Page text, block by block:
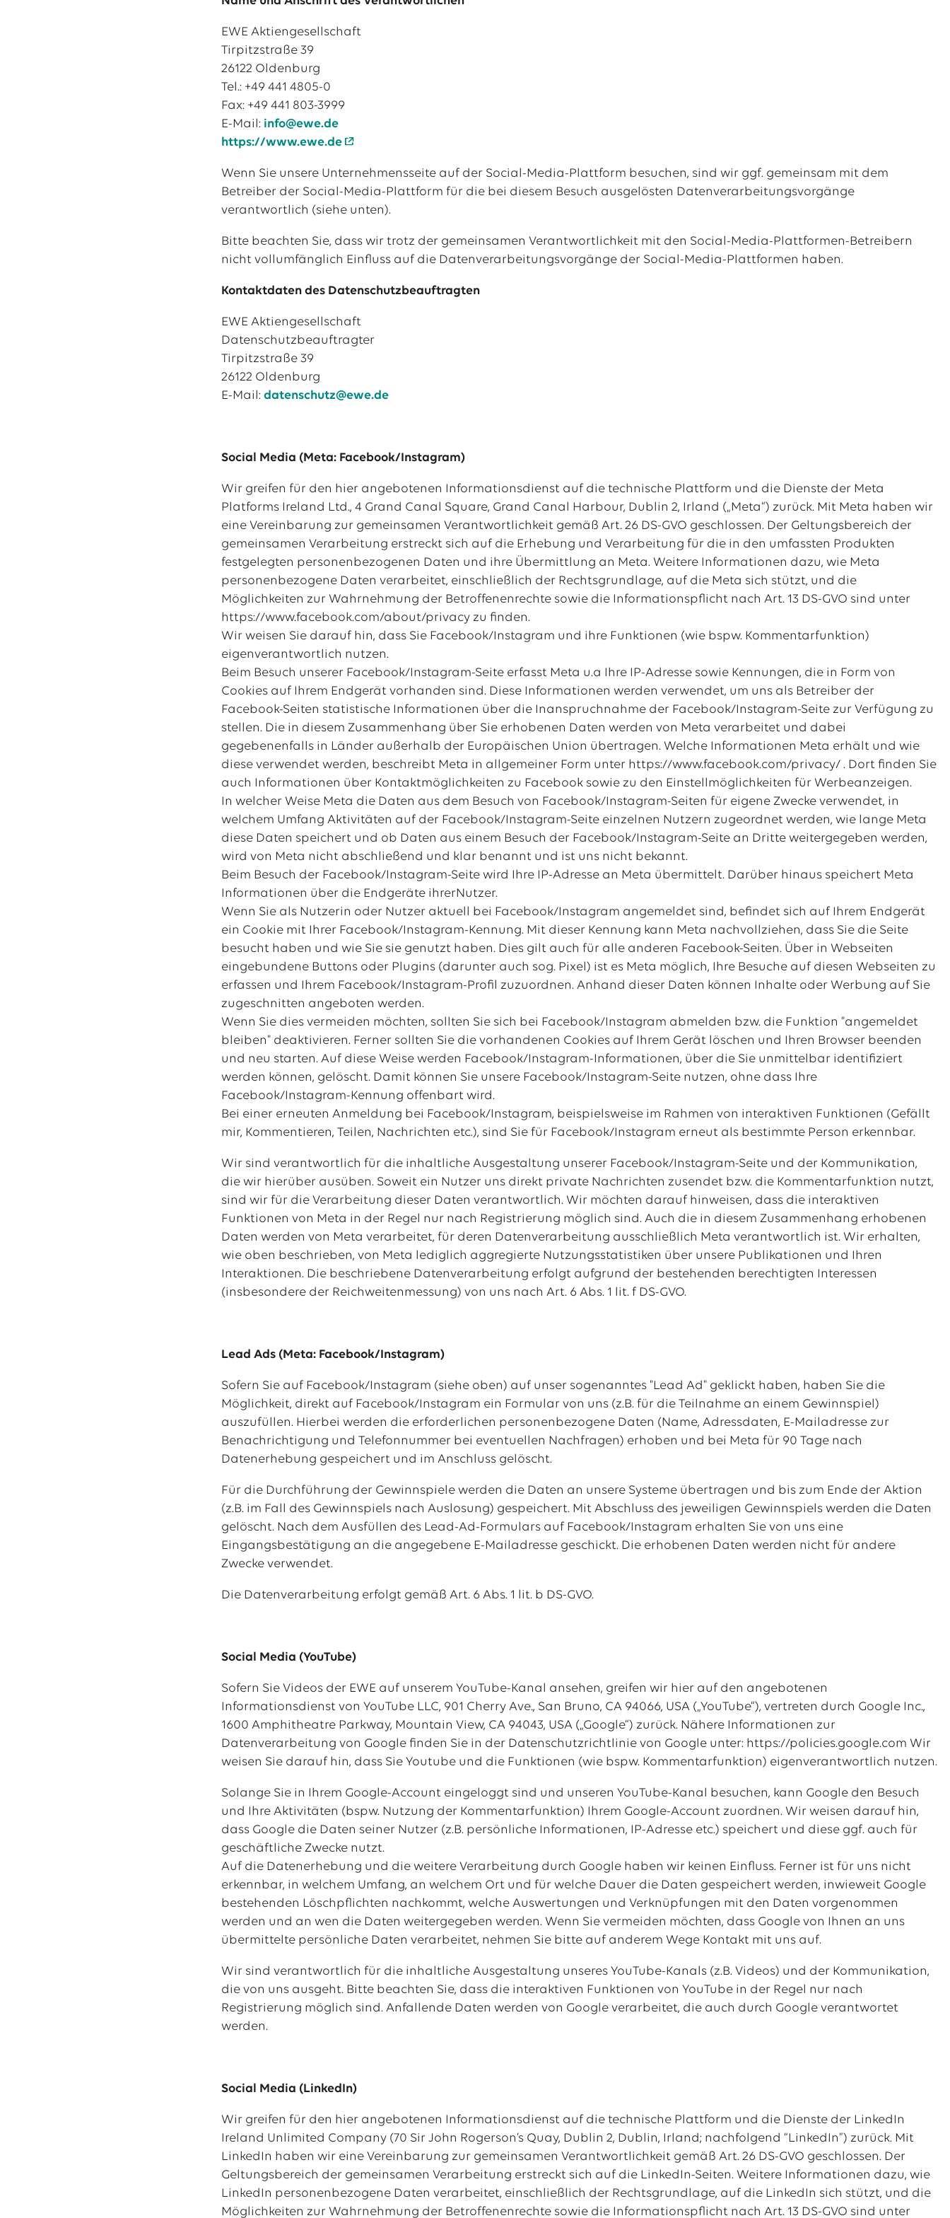
EWE Aktiengesellschaft
Tirpitzstraße 39
26122 Oldenburg
Tel.: +49 441 4805-0
Fax: +49 441 803-3999
E-Mail: info@ewe.de
https://www.ewe.de
Wenn Sie unsere Unternehmensseite auf der Social-Media-Plattform besuchen, sind wir ggf. gemeinsam mit dem
Betreiber der Social-Media-Plattform für die bei diesem Besuch ausgelösten Datenverarbeitungsvorgänge
verantwortlich (siehe unten).
Bitte beachten Sie, dass wir trotz der gemeinsamen Verantwortlichkeit mit den Social-Media-Plattformen-Betreibern
nicht vollumfänglich Einfluss auf die Datenverarbeitungsvorgänge der Social-Media-Plattformen haben.
Kontaktdaten des Datenschutzbeauftragten
EWE Aktiengesellschaft
Datenschutzbeauftragter
Tirpitzstraße 39
26122 Oldenburg
E-Mail:datenschutz@ewe.de
Social Media (Meta: Facebook/Instagram)
Wir greifen für den hier angebotenen Informationsdienst auf die technische Plattform und die Dienste der Meta
Platforms Ireland Ltd., 4 Grand Canal Square, Grand Canal Harbour, Dublin 2, Irland („Meta“) zurück. Mit Meta haben wir
eine Vereinbarung zur gemeinsamen Verantwortlichkeit gemäß Art. 26 DS-GVO geschlossen. Der Geltungsbereich der
gemeinsamen Verarbeitung erstreckt sich auf die Erhebung und Verarbeitung für die in den umfassten Produkten
festgelegten personenbezogenen Daten und ihre Übermittlung an Meta. Weitere Informationen dazu, wie Meta
personenbezogene Daten verarbeitet, einschließlich der Rechtsgrundlage, auf die Meta sich stützt, und die
Möglichkeiten zur Wahrnehmung der Betroffenenrechte sowie die Informationspflicht nach Art. 13 DS-GVO sind unter
https://www.facebook.com/about/privacy zu finden.
Wir weisen Sie darauf hin, dass Sie Facebook/Instagram und ihre Funktionen (wie bspw. Kommentarfunktion)
eigenverantwortlich nutzen.
Beim Besuch unserer Facebook/Instagram-Seite erfasst Meta u.a Ihre IP-Adresse sowie Kennungen, die in Form von
Cookies auf Ihrem Endgerät vorhanden sind. Diese Informationen werden verwendet, um uns als Betreiber der
Facebook-Seiten statistische Informationen über die Inanspruchnahme der Facebook/Instagram-Seite zur Verfügung zu
stellen. Die in diesem Zusammenhang über Sie erhobenen Daten werden von Meta verarbeitet und dabei
gegebenenfalls in Länder außerhalb der Europäischen Union übertragen. Welche Informationen Meta erhält und wie
diese verwendet werden, beschreibt Meta in allgemeiner Form unter https://www.facebook.com/privacy/ . Dort finden Sie
auch Informationen über Kontaktmöglichkeiten zu Facebook sowie zu den Einstellmöglichkeiten für Werbeanzeigen.
In welcher Weise Meta die Daten aus dem Besuch von Facebook/Instagram-Seiten für eigene Zwecke verwendet, in
welchem Umfang Aktivitäten auf der Facebook/Instagram-Seite einzelnen Nutzern zugeordnet werden, wie lange Meta
diese Daten speichert und ob Daten aus einem Besuch der Facebook/Instagram-Seite an Dritte weitergegeben werden,
wird von Meta nicht abschließend und klar benannt und ist uns nicht bekannt.
Beim Besuch der Facebook/Instagram-Seite wird Ihre IP-Adresse an Meta übermittelt. Darüber hinaus speichert Meta
Informationen über die Endgeräte ihrerNutzer.
Wenn Sie als Nutzerin oder Nutzer aktuell bei Facebook/Instagram angemeldet sind, befindet sich auf Ihrem Endgerät
ein Cookie mit Ihrer Facebook/Instagram-Kennung. Mit dieser Kennung kann Meta nachvollziehen, dass Sie die Seite
besucht haben und wie Sie sie genutzt haben. Dies gilt auch für alle anderen Facebook-Seiten. Über in Webseiten
eingebundene Buttons oder Plugins (darunter auch sog. Pixel) ist es Meta möglich, Ihre Besuche auf diesen Webseiten zu
erfassen und Ihrem Facebook/Instagram-Profil zuzuordnen. Anhand dieser Daten können Inhalte oder Werbung auf Sie
zugeschnitten angeboten werden.
Wenn Sie dies vermeiden möchten, sollten Sie sich bei Facebook/Instagram abmelden bzw. die Funktion "angemeldet
bleiben" deaktivieren. Ferner sollten Sie die vorhandenen Cookies auf Ihrem Gerät löschen und Ihren Browser beenden
und neu starten. Auf diese Weise werden Facebook/Instagram-Informationen, über die Sie unmittelbar identifiziert
werden können, gelöscht. Damit können Sie unsere Facebook/Instagram-Seite nutzen, ohne dass Ihre
Facebook/Instagram-Kennung offenbart wird.
Bei einer erneuten Anmeldung bei Facebook/Instagram, beispielsweise im Rahmen von interaktiven Funktionen (Gefällt
mir, Kommentieren, Teilen, Nachrichten etc.), sind Sie für Facebook/Instagram erneut als bestimmte Person erkennbar.
Wir sind verantwortlich für die inhaltliche Ausgestaltung unserer Facebook/Instagram-Seite und der Kommunikation,
die wir hierüber ausüben. Soweit ein Nutzer uns direkt private Nachrichten zusendet bzw. die Kommentarfunktion nutzt,
sind wir für die Verarbeitung dieser Daten verantwortlich. Wir möchten darauf hinweisen, dass die interaktiven
Funktionen von Meta in der Regel nur nach Registrierung möglich sind. Auch die in diesem Zusammenhang erhobenen
Daten werden von Meta verarbeitet, für deren Datenverarbeitung ausschließlich Meta verantwortlich ist. Wir erhalten,
wie oben beschrieben, von Meta lediglich aggregierte Nutzungsstatistiken über unsere Publikationen und Ihren
Interaktionen. Die beschriebene Datenverarbeitung erfolgt aufgrund der bestehenden berechtigten Interessen
(insbesondere der Reichweitenmessung) von uns nach Art. 6 Abs. 1 lit. f DS-GVO.
Lead Ads (Meta: Facebook/Instagram)
Sofern Sie auf Facebook/Instagram (siehe oben) auf unser sogenanntes "Lead Ad" geklickt haben, haben Sie die
Möglichkeit, direkt auf Facebook/Instagram ein Formular von uns (z.B. für die Teilnahme an einem Gewinnspiel)
auszufüllen. Hierbei werden die erforderlichen personenbezogene Daten (Name, Adressdaten, E-Mailadresse zur
Benachrichtigung und Telefonnummer bei eventuellen Nachfragen) erhoben und bei Meta für 90 Tage nach
Datenerhebung gespeichert und im Anschluss gelöscht.
Für die Durchführung der Gewinnspiele werden die Daten an unsere Systeme übertragen und bis zum Ende der Aktion
(z.B. im Fall des Gewinnspiels nach Auslosung) gespeichert. Mit Abschluss des jeweiligen Gewinnspiels werden die Daten
gelöscht. Nach dem Ausfüllen des Lead-Ad-Formulars auf Facebook/Instagram erhalten Sie von uns eine
Eingangsbestätigung an die angegebene E-Mailadresse geschickt. Die erhobenen Daten werden nicht für andere
Zwecke verwendet.
Die Datenverarbeitung erfolgt gemäß Art. 6 Abs. 1 lit. b DS-GVO.
Social Media (YouTube)
Sofern Sie Videos der EWE auf unserem YouTube-Kanal ansehen, greifen wir hier auf den angebotenen
Informationsdienst von YouTube LLC, 901 Cherry Ave., San Bruno, CA 94066, USA („YouTube“), vertreten durch Google Inc.,
1600 Amphitheatre Parkway, Mountain View, CA 94043, USA („Google“) zurück. Nähere Informationen zur
Datenverarbeitung von Google finden Sie in der Datenschutzrichtlinie von Google unter: https://policies.google.com Wir
weisen Sie darauf hin, dass Sie Youtube und die Funktionen (wie bspw. Kommentarfunktion) eigenverantwortlich nutzen.
Solange Sie in Ihrem Google-Account eingeloggt sind und unseren YouTube-Kanal besuchen, kann Google den Besuch
und Ihre Aktivitäten (bspw. Nutzung der Kommentarfunktion) Ihrem Google-Account zuordnen. Wir weisen darauf hin,
dass Google die Daten seiner Nutzer (z.B. persönliche Informationen, IP-Adresse etc.) speichert und diese ggf. auch für
geschäftliche Zwecke nutzt.
Auf die Datenerhebung und die weitere Verarbeitung durch Google haben wir keinen Einfluss. Ferner ist für uns nicht
erkennbar, in welchem Umfang, an welchem Ort und für welche Dauer die Daten gespeichert werden, inwieweit Google
bestehenden Löschpflichten nachkommt, welche Auswertungen und Verknüpfungen mit den Daten vorgenommen
werden und an wen die Daten weitergegeben werden. Wenn Sie vermeiden möchten, dass Google von Ihnen an uns
übermittelte persönliche Daten verarbeitet, nehmen Sie bitte auf anderem Wege Kontakt mit uns auf.
Wir sind verantwortlich für die inhaltliche Ausgestaltung unseres YouTube-Kanals (z.B. Videos) und der Kommunikation,
die von uns ausgeht. Bitte beachten Sie, dass die interaktiven Funktionen von YouTube in der Regel nur nach
Registrierung möglich sind. Anfallende Daten werden von Google verarbeitet, die auch durch Google verantwortet
werden.
Social Media (LinkedIn)
Wir greifen für den hier angebotenen Informationsdienst auf die technische Plattform und die Dienste der LinkedIn
Ireland Unlimited Company (70 Sir John Rogerson’s Quay, Dublin 2, Dublin, Irland; nachfolgend “LinkedIn”) zurück. Mit
LinkedIn haben wir eine Vereinbarung zur gemeinsamen Verantwortlichkeit gemäß Art. 26 DS-GVO geschlossen. Der
Geltungsbereich der gemeinsamen Verarbeitung erstreckt sich auf die LinkedIn-Seiten. Weitere Informationen dazu, wie
LinkedIn personenbezogene Daten verarbeitet, einschließlich der Rechtsgrundlage, auf die LinkedIn sich stützt, und die
Möglichkeiten zur Wahrnehmung der Betroffenenrechte sowie die Informationspflicht nach Art. 13 DS-GVO sind unter
Das EWE-Jobportal
Unsere neuesten Stellenangebote
Neue Wärmepumpenförderung: EWE gibt Orientierung
Spatenstich für erste Wasserstoffpipeline im Nordwesten
Salzgitter AG und EWE schließen Vertrag über die ...